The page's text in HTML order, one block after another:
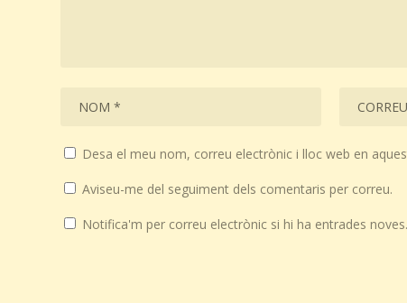
Desa el meu nom, correu electrònic i lloc web en
Aviseu-me del seguiment dels comentaris per correu.
Notifica'm per correu electrònic si hi ha entrades noves.